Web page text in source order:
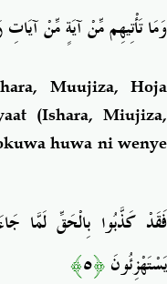
وَمَا تَأْتِيهِم مِّنْ آيَةٍ مِّنْ آيَاتِ
Muujiza, Hoja
(Ishara, Miujiza,
huwa ni wenye
فَقَدْ كَذَّبُوا بِالْحَقِّ لَمَّا
يَسْتَهْزِئُونَ﴿٥﴾